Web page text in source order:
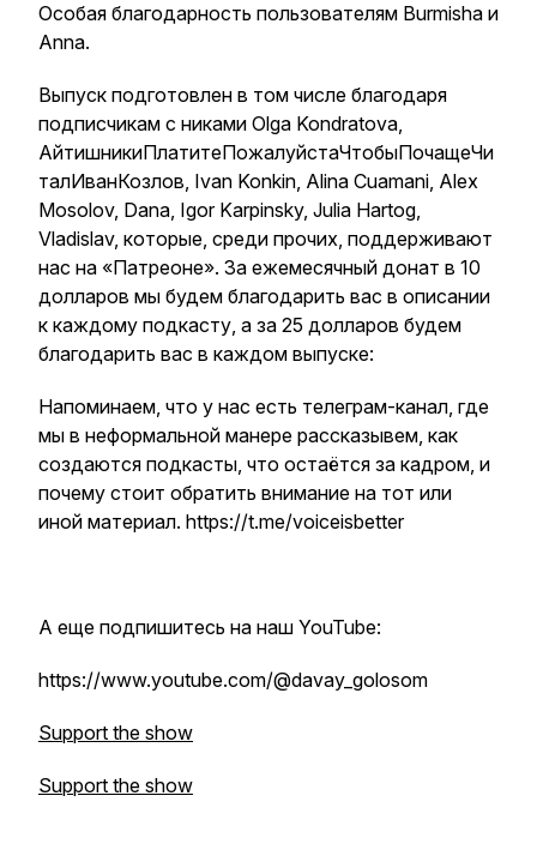
Особая благодарность пользователям Burmisha и
Аnna.
Выпуск подготовлен в том числе благодаря
подписчикам с никами Olga Kondratova,
АйтишникиПлатитеПожалуйстаЧтобыПочащеЧи
талИванКозлов, Ivan Konkin, Alina Cuamani, Alex
Mosolov, Dana, Igor Karpinsky, Julia Hartog,
Vladislav, которые, среди прочих, поддерживают
нас на «Патреоне». За ежемесячный донат в 10
долларов мы будем благодарить вас в описании
к каждому подкасту, а за 25 долларов будем
благодарить вас в каждом выпуске:
Напоминаем, что у нас есть телеграм-канал, где
мы в неформальной манере рассказывем, как
создаются подкасты, что остаётся за кадром, и
почему стоит обратить внимание на тот или
иной материал. https://t.me/voiceisbetter
А еще подпишитесь на наш YouTube:
https://www.youtube.com/@davay_golosom
Support the show
Support the show